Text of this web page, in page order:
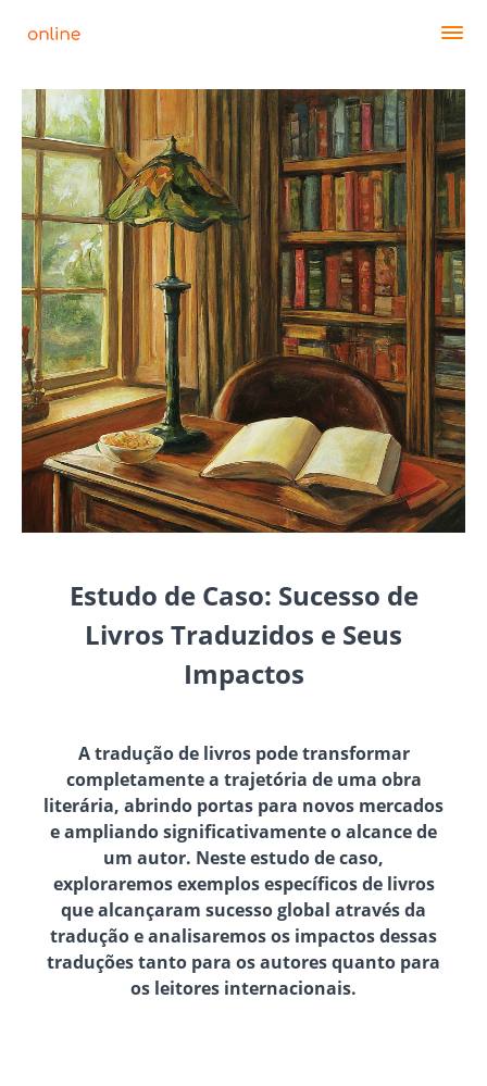
Estudo de Caso: Sucesso de
Livros Traduzidos e Seus
Impactos
A tradução de livros pode transformar
completamente a trajetória de uma obra
literária, abrindo portas para novos mercados
e ampliando significativamente o alcance de
um autor. Neste estudo de caso,
exploraremos exemplos específicos de livros
que alcançaram sucesso global através da
tradução e analisaremos os impactos dessas
traduções tanto para os autores quanto para
os leitores internacionais.